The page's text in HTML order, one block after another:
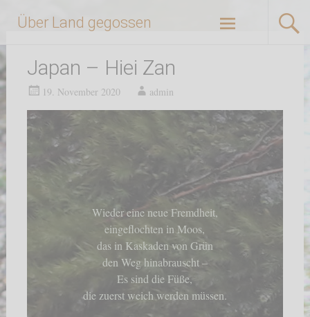
InhaltÜber Land gegossen
Japan – Hiei Zan
19. November 2020 admin
Wieder eine neue Fremdheit,
eingeflochten in Moos,
das in Kaskaden von Grün
den Weg hinabrauscht –
Es sind die Füße,
die zuerst weich werden müssen.